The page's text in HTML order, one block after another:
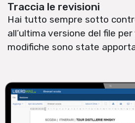
Traccia le revisioni
Hai tutto sempre sotto
all’ultima versione del file
modifiche sono state